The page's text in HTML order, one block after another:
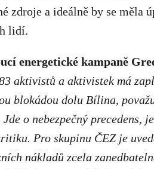
zdroje a ideálně by se
lidí.
energetické kampaně
aktivistů a aktivistek má
blokádou dolu Bílina,
o nebezpečný precedens,
Pro skupinu ČEZ je
nákladů zcela